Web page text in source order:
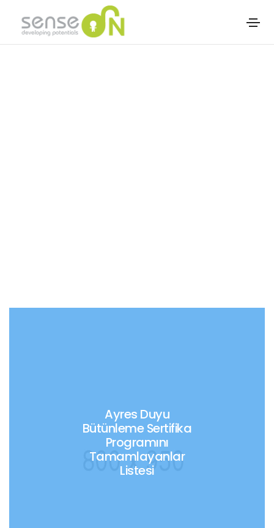
Ayres Duyu
Bütünleme Sertifika
Programını
Tamamlayanlar
Listesi